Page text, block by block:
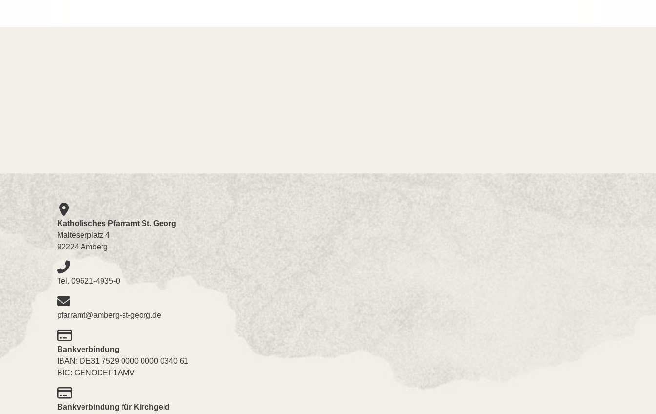
Katholisches Pfarramt St. Georg
Malteserplatz 4
92224 Amberg
Tel. 09621-4935-0
pfarramt@amberg-st-georg.de
Bankverbindung
IBAN: DE31 7529 0000 0000 0340 61
BIC: GENODEF1AMV
Bankverbindung für Kirchgeld